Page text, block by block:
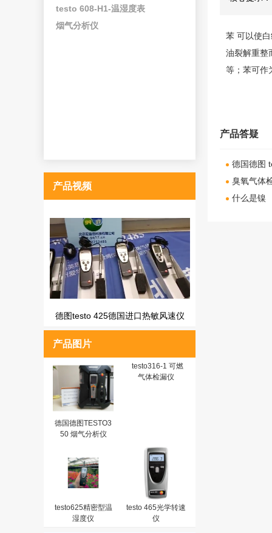
testo 608-H1-温湿度表
烟气分析仪
产品视频
德图testo 425德国进口热敏风速仪
产品图片
德国德图TESTO3
50 烟气分析仪
testo316-1 可燃
气体检漏仪
testo625精密型温
湿度仪
testo 465光学转速
仪
苯 可以使
油裂解重整
等；苯可作
产品答疑
德国德图
臭氧气体
什么是镍